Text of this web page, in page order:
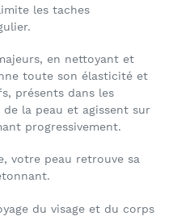
les taches
en nettoyant et
toute son élasticité et
présents dans les
la peau et agissent sur
progressivement.
votre peau retrouve sa
du visage et du corps